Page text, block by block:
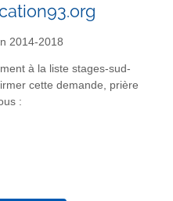
2014-2018
à la liste stages-sud-
cette demande, prière
: